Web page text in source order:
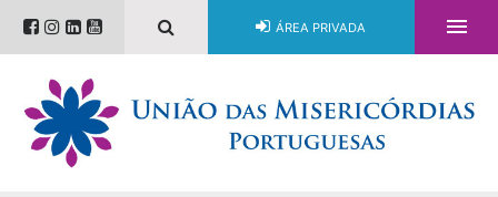
ÁREA PRIVADA 